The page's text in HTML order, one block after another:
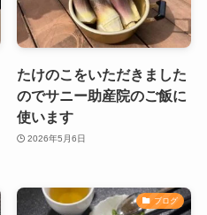
たけのこをいただきました
のでサニー助産院のご飯に
使います
2026年5月6日
ブログ